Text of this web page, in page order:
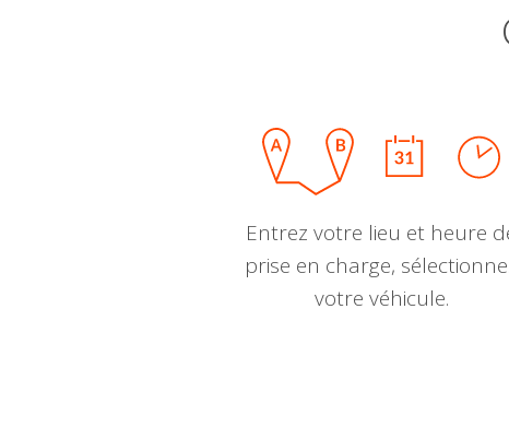
Entrez votre lieu et heure
prise en charge,
votre véhicule.